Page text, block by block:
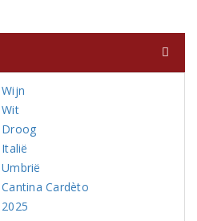
Wijn
Wit
Droog
Italië
Umbrië
Cantina Cardèto
2025